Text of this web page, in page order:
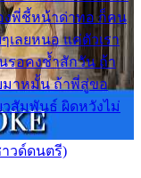
งพี่ชี้หน้าด่าทอ ก็คน
เลยหนอ แค่ตัวเรา
อคงช้ำสักวัน ถ้า
มาหมั้น ถ้าพี่สู่ขอ
วสัมพันธ์ ผิดหวังไม่
วด์ดนตรี)